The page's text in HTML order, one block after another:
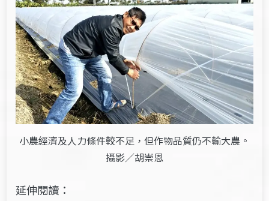
小農經濟及人力條件較不足，但作物品質仍不輸大農。
攝影／胡崇恩
延伸閱讀：